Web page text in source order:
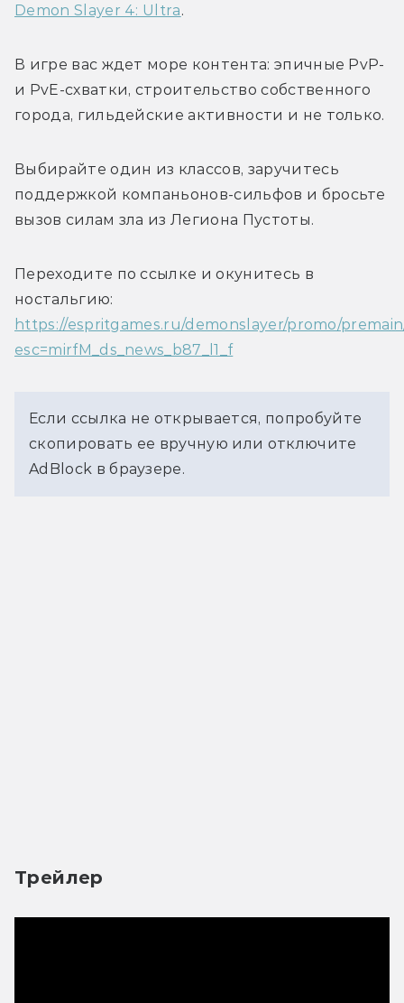
Demon Slayer 4: Ultra.
В игре вас ждет море контента: эпичные PvP-
и PvE-схватки, строительство собственного
города, гильдейские активности и не только.
Выбирайте один из классов, заручитесь
поддержкой компаньонов-сильфов и бросьте
вызов силам зла из Легиона Пустоты.
Переходите по ссылке и окунитесь в
https://espritgames.ru/demonslayer/promo/
esc=mirfM_ds_news_b87_l1_f
Если ссылка не открывается, попробуйте
скопировать ее вручную или отключите
AdBlock в браузере.
Трейлер